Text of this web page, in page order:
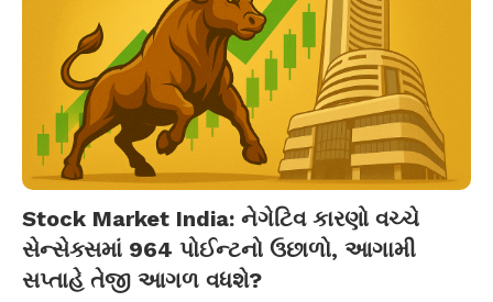
Stock Market India: નેગેટિવ કારણો વચ્ચે
સેન્સેક્સમાં 964 પોઈન્ટનો ઉછાળો, આગામી
સપ્તાહે તેજી આગળ વધશે?